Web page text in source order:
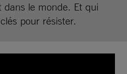
dans le monde. Et qui
pour résister.